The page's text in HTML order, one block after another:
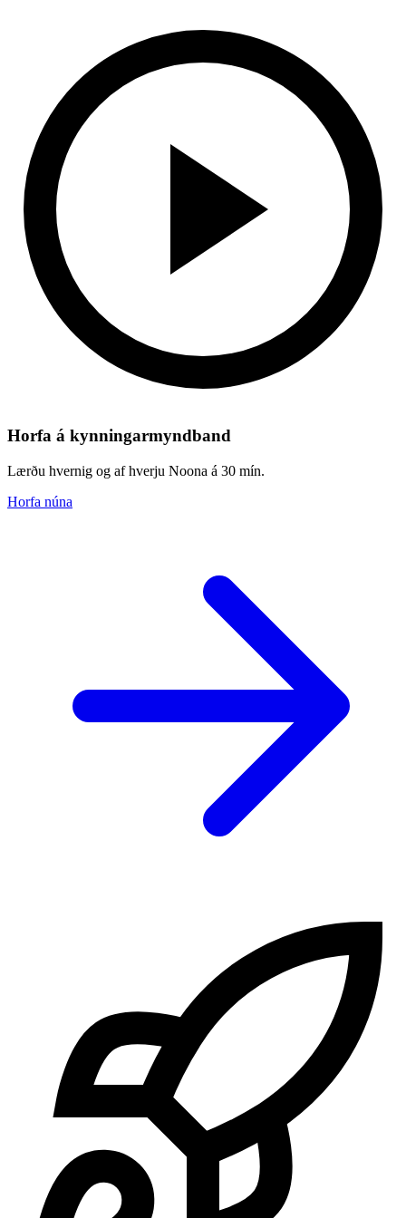
Horfa á kynningarmyndband
Lærðu hvernig og af hverju Noona á 30 mín.
Horfa núna